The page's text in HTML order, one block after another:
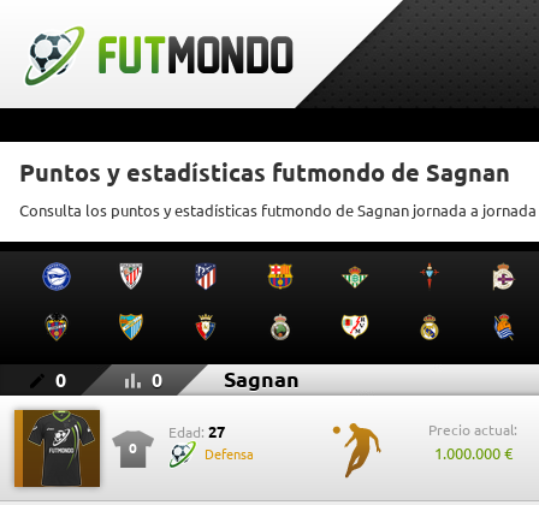
Puntos y estadísticas futmondo de Sagnan
Consulta los puntos y estadísticas futmondo de Sagnan jornada a jornada
0 0 Sagnan
0
Edad: 27
Defensa
Precio actual:
1.000.000 €